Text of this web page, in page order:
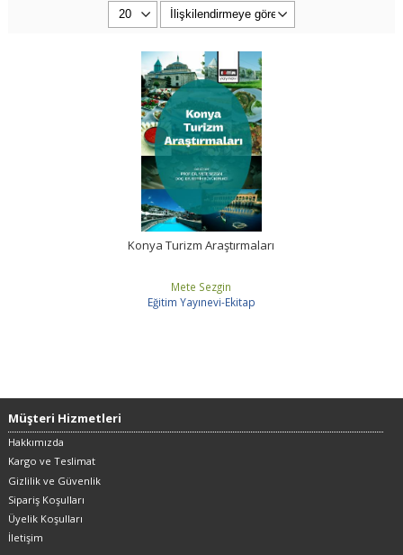
Konya Turizm Araştırmaları
Mete Sezgin
Eğitim Yayınevi-Ekitap
Müşteri Hizmetleri
Hakkımızda
Kargo ve Teslimat
Gizlilik ve Güvenlik
Sipariş Koşulları
Üyelik Koşulları
İletişim